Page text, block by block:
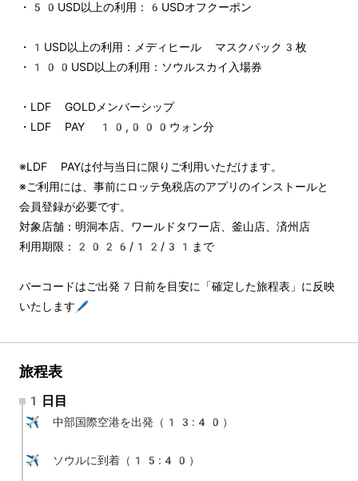
・50USD以上の利用：6USDオフクーポン
・1USD以上の利用：メディヒール マスクパック3枚
・100USD以上の利用：ソウルスカイ入場券
・LDF GOLDメンバーシップ
・LDF PAY 10,000ウォン分
※LDF PAYは付与当日に限りご利用いただけます。
※ご利用には、事前にロッテ免税店のアプリのインストールと
会員登録が必要です。
対象店舗：明洞本店、ワールドタワー店、釜山店、済州店
利用期限：2026/12/31まで
バーコードはご出発7日前を目安に「確定した旅程表」に反映
いたします🖊️
旅程表
1日目
✈️ 中部国際空港を出発（13:40）
✈️ ソウルに到着（15:40）